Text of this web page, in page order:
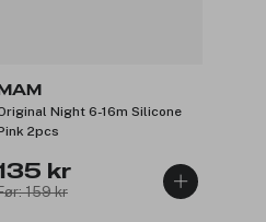
MAM
Night 6-16m Silicone
2pcs
kr
159 kr